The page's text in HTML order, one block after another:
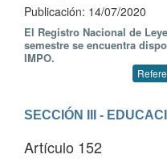
Publicación: 14/07/2020
El Registro Nacional de
semestre se encuentra
IMPO.
SECCIÓN III -
Artículo 152